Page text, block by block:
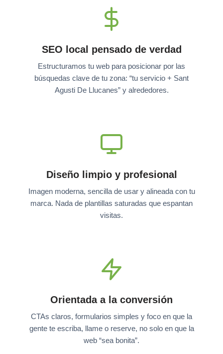
SEO local pensado de verdad
Estructuramos tu web para posicionar por las
búsquedas clave de tu zona: “tu servicio + Sant
Agusti De Llucanes” y alrededores.
Diseño limpio y profesional
Imagen moderna, sencilla de usar y alineada con tu
marca. Nada de plantillas saturadas que espantan
visitas.
Orientada a la conversión
CTAs claros, formularios simples y foco en que la
gente te escriba, llame o reserve, no solo en que la
web “sea bonita”.